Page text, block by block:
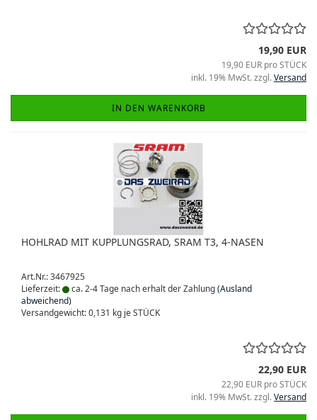
19,90 EUR
19,90 EUR pro STÜCK
inkl. 19% MwSt. zzgl.Versand
IN DEN WARENKORB
HOHLRAD MIT KUPPLUNGSRAD, SRAM T3, 4-NASEN
Art.Nr.: 3467925
Lieferzeit:
ca. 2-4 Tage nach erhalt der Zahlung(Ausland
abweichend)
Versandgewicht:0,131 kg je STÜCK
22,90 EUR
22,90 EUR pro STÜCK
inkl. 19% MwSt. zzgl.Versand